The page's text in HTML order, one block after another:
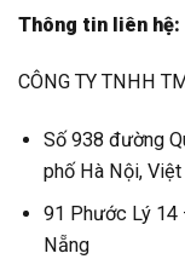
Thông tin liên hệ:
CÔNG TY TNHH
Số 938 đường
phố Hà Nội, Việt
91 Phước Lý 14
Nẵng